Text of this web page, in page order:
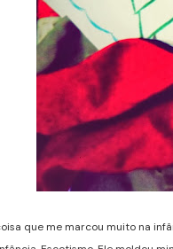
que me marcou muito na